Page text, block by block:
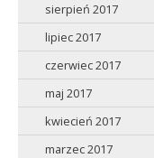
sierpień 2017
lipiec 2017
czerwiec 2017
maj 2017
kwiecień 2017
marzec 2017